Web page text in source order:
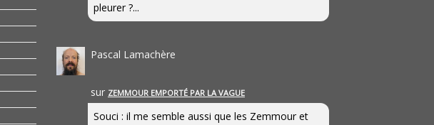
pleurer ?...
Pascal Lamachère
sur ZEMMOUR EMPORTÉ PAR LA VAGUE
Souci : il me semble aussi que les Zemmour et